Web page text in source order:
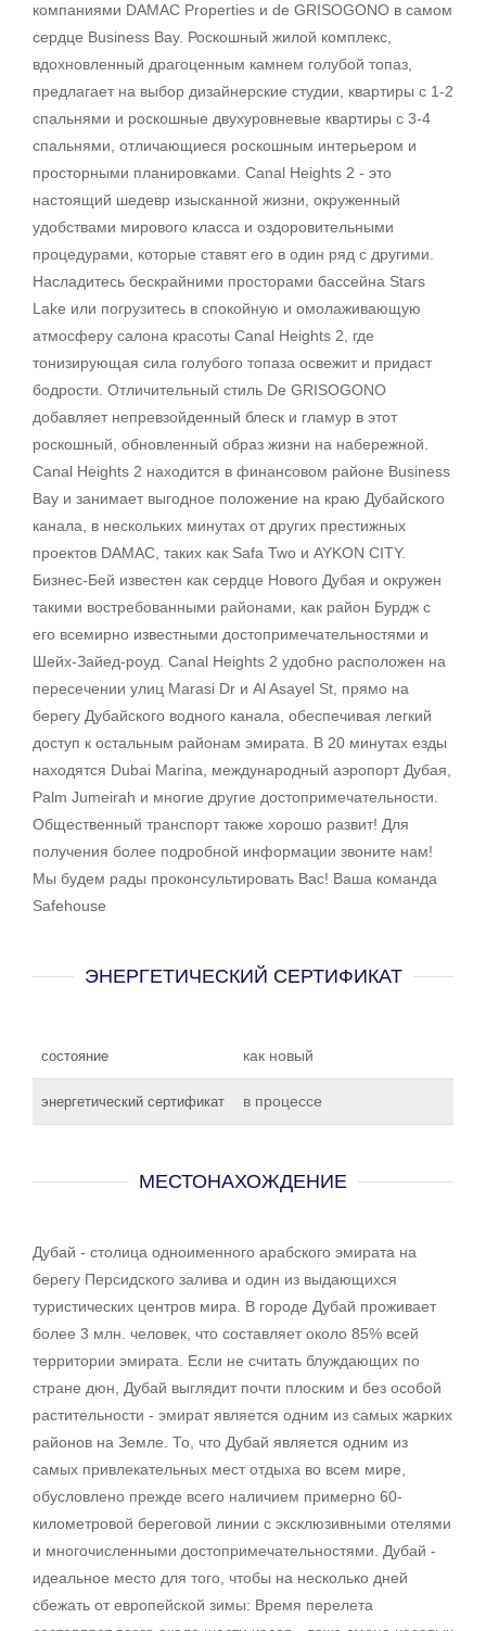
компаниями DAMAC Properties и de GRISOGONO в самом
сердце Business Bay. Роскошный жилой комплекс,
вдохновленный драгоценным камнем голубой топаз,
предлагает на выбор дизайнерские студии, квартиры с 1-2
спальнями и роскошные двухуровневые квартиры с 3-4
спальнями, отличающиеся роскошным интерьером и
просторными планировками. Canal Heights 2 - это
настоящий шедевр изысканной жизни, окруженный
удобствами мирового класса и оздоровительными
процедурами, которые ставят его в один ряд с другими.
Насладитесь бескрайними просторами бассейна Stars
Lake или погрузитесь в спокойную и омолаживающую
атмосферу салона красоты Canal Heights 2, где
тонизирующая сила голубого топаза освежит и придаст
бодрости. Отличительный стиль De GRISOGONO
добавляет непревзойденный блеск и гламур в этот
роскошный, обновленный образ жизни на набережной.
Canal Heights 2 находится в финансовом районе Business
Bay и занимает выгодное положение на краю Дубайского
канала, в нескольких минутах от других престижных
проектов DAMAC, таких как Safa Two и AYKON CITY.
Бизнес-Бей известен как сердце Нового Дубая и окружен
такими востребованными районами, как район Бурдж с
его всемирно известными достопримечательностями и
Шейх-Зайед-роуд. Canal Heights 2 удобно расположен на
пересечении улиц Marasi Dr и Al Asayel St, прямо на
берегу Дубайского водного канала, обеспечивая легкий
доступ к остальным районам эмирата. В 20 минутах езды
находятся Dubai Marina, международный аэропорт Дубая,
Palm Jumeirah и многие другие достопримечательности.
Общественный транспорт также хорошо развит! Для
получения более подробной информации звоните нам!
Мы будем рады проконсультировать Вас! Ваша команда
Safehouse
ЭНЕРГЕТИЧЕСКИЙ СЕРТИФИКАТ
состояние как новый
энергетический сертификат в процессе
МЕСТОНАХОЖДЕНИЕ
Дубай - столица одноименного арабского эмирата на
берегу Персидского залива и один из выдающихся
туристических центров мира. В городе Дубай проживает
более 3 млн. человек, что составляет около 85% всей
территории эмирата. Если не считать блуждающих по
стране дюн, Дубай выглядит почти плоским и без особой
растительности - эмират является одним из самых жарких
районов на Земле. То, что Дубай является одним из
самых привлекательных мест отдыха во всем мире,
обусловлено прежде всего наличием примерно 60-
километровой береговой линии с эксклюзивными отелями
и многочисленными достопримечательностями. Дубай -
идеальное место для того, чтобы на несколько дней
сбежать от европейской зимы: Время перелета